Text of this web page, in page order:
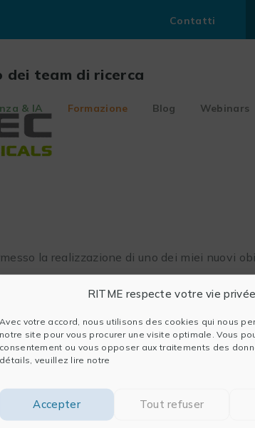
RITME respecte votre vie privée
Avec votre accord, nous utilisons des cookies qui nous
notre site pour vous procurer une visite optimale. Vous
consentement ou vous opposer aux traitements des
détails, veuillez lire notre
Accepter Tout refuser
Contatti
team di ricerca
& IA Formazione Blog Webinars
la realizzazione di uno dei miei nuovi
Software
Per l’analisi dei dati